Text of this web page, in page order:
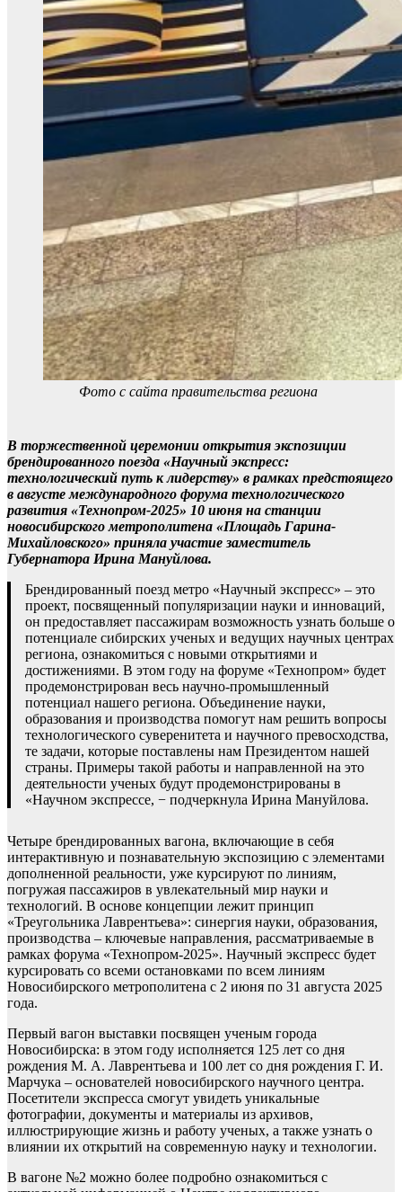
Фото с сайта правительства региона
В торжественной церемонии открытия экспозиции
брендированного поезда «Научный экспресс:
технологический путь к лидерству» в рамках предстоящего
в августе международного форума технологического
развития «Технопром-2025» 10 июня на станции
новосибирского метрополитена «Площадь Гарина-
Михайловского» приняла участие заместитель
Губернатора Ирина Мануйлова.
Брендированный поезд метро «Научный экспресс» – это
проект, посвященный популяризации науки и инноваций,
он предоставляет пассажирам возможность узнать больше о
потенциале сибирских ученых и ведущих научных центрах
региона, ознакомиться с новыми открытиями и
достижениями. В этом году на форуме «Технопром» будет
продемонстрирован весь научно-промышленный
потенциал нашего региона. Объединение науки,
образования и производства помогут нам решить вопросы
технологического суверенитета и научного превосходства,
те задачи, которые поставлены нам Президентом нашей
страны. Примеры такой работы и направленной на это
деятельности ученых будут продемонстрированы в
«Научном экспрессе, − подчеркнула Ирина Мануйлова.
Четыре брендированных вагона, включающие в себя
интерактивную и познавательную экспозицию с элементами
дополненной реальности, уже курсируют по линиям,
погружая пассажиров в увлекательный мир науки и
технологий. В основе концепции лежит принцип
«Треугольника Лаврентьева»: синергия науки, образования,
производства – ключевые направления, рассматриваемые в
рамках форума «Технопром-2025». Научный экспресс будет
курсировать со всеми остановками по всем линиям
Новосибирского метрополитена с 2 июня по 31 августа 2025
года.
Первый вагон выставки посвящен ученым города
Новосибирска: в этом году исполняется 125 лет со дня
рождения М. А. Лаврентьева и 100 лет со дня рождения Г. И.
Марчука – основателей новосибирского научного центра.
Посетители экспресса смогут увидеть уникальные
фотографии, документы и материалы из архивов,
иллюстрирующие жизнь и работу ученых, а также узнать о
влиянии их открытий на современную науку и технологии.
В вагоне №2 можно более подробно ознакомиться с